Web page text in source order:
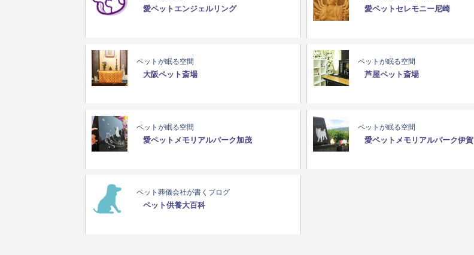
愛ペットエンジェルリング 愛ペットセレモニー尼崎
ペットが眠る空間
大阪ペット斎場
ペットが眠る空間
芦屋ペット斎場
ペットが眠る空間
愛ペットメモリアルパーク加茂
ペットが眠る空間
愛ペットメモリアルパーク伊賀
ペット葬儀会社が書くブログ
ペット供養大百科